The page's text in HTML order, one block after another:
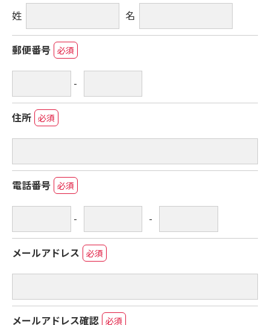
姓 名
郵便番号 必須
-
住所 必須
電話番号 必須
- -
メールアドレス 必須
メールアドレス確認 必須